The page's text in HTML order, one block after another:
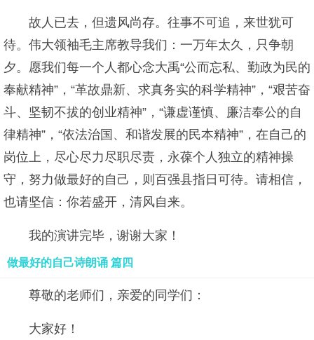
故人已去，但遗风尚存。往事不可追，来世犹可
待。伟大领袖毛主席教导我们：一万年太久，只争朝
夕。愿我们每一个人都心念大禹“公而忘私、勤政为民的
奉献精神”，“革故鼎新、求真务实的科学精神”，“艰苦奋
斗、坚韧不拔的创业精神”，“谦虚谨慎、廉洁奉公的自
律精神”，“依法治国、和谐发展的民本精神”，在自己的
岗位上，尽心尽力尽职尽责，永葆个人独立的精神操
守，努力做最好的自己，则百强县指日可待。请相信，
也请坚信：你若盛开，清风自来。
我的演讲完毕，谢谢大家！
做最好的自己诗朗诵 篇四
尊敬的老师们，亲爱的同学们：
大家好！